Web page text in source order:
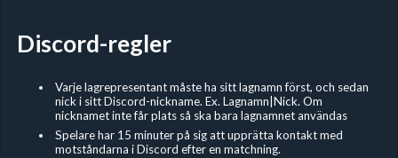
Discord-regler
Varje lagrepresentant måste ha sitt lagnamn först, och sedan
nick i sitt Discord-nickname. Ex. Lagnamn|Nick. Om
nicknamet inte får plats så ska bara lagnamnet användas
Spelare har 15 minuter på sig att upprätta kontakt med
motståndarna i Discord efter en matchning.